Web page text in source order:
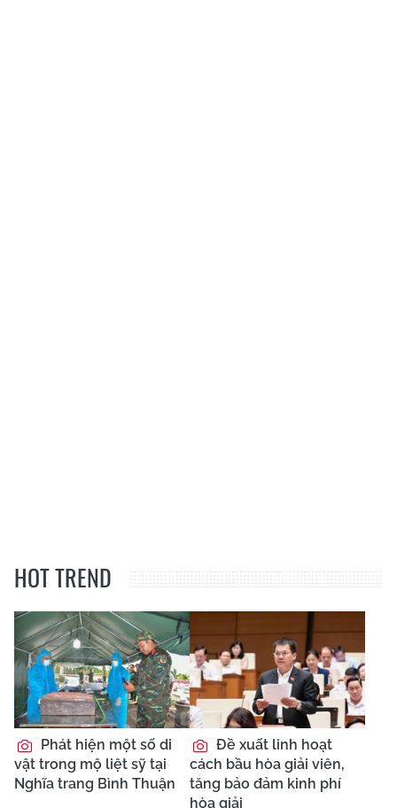
HOT TREND
Phát hiện một số di
vật trong mộ liệt sỹ tại
Nghĩa trang Bình Thuận
Đề xuất linh hoạt
cách bầu hòa giải viên,
tăng bảo đảm kinh phí
hòa giải